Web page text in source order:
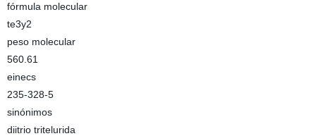
fórmula molecular
te3y2
peso molecular
560.61
einecs
235-328-5
sinónimos
diitrio tritelurida